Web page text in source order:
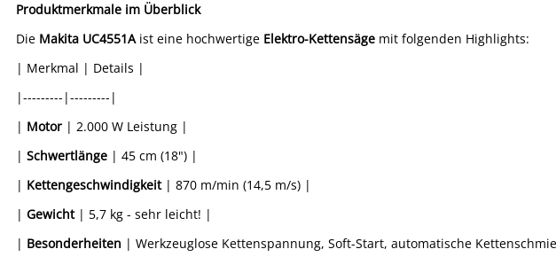
Produktmerkmale im Überblick
Die Makita UC4551Aist eine hochwertige Elektro-Kettensäge mit folgenden Highlights:
| Merkmal | Details |
|---------|---------|
| Motor | 2.000 W Leistung |
| Schwertlänge | 45 cm (18") |
| Kettengeschwindigkeit| 870 m/min (14,5 m/s) |
| Gewicht| 5,7 kg - sehr leicht! |
| Besonderheiten | Werkzeuglose Kettenspannung, Soft-Start, automatische